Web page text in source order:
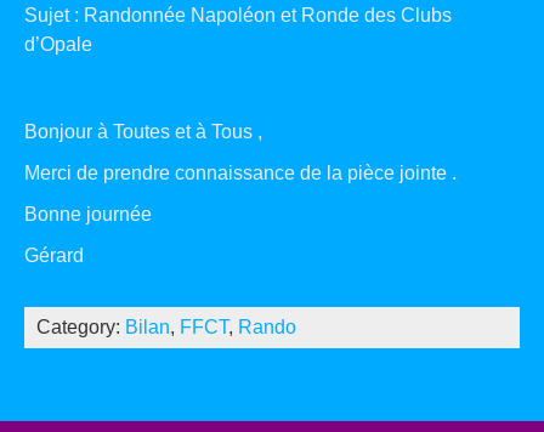
Sujet : Randonnée Napoléon et Ronde des Clubs
d’Opale
Bonjour à Toutes et à Tous ,
Merci de prendre connaissance de la pièce jointe .
Bonne journée
Gérard
Category: Bilan, FFCT, Rando